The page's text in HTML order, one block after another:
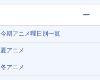
今期アニメ曜日別一覧
夏アニメ
冬アニメ